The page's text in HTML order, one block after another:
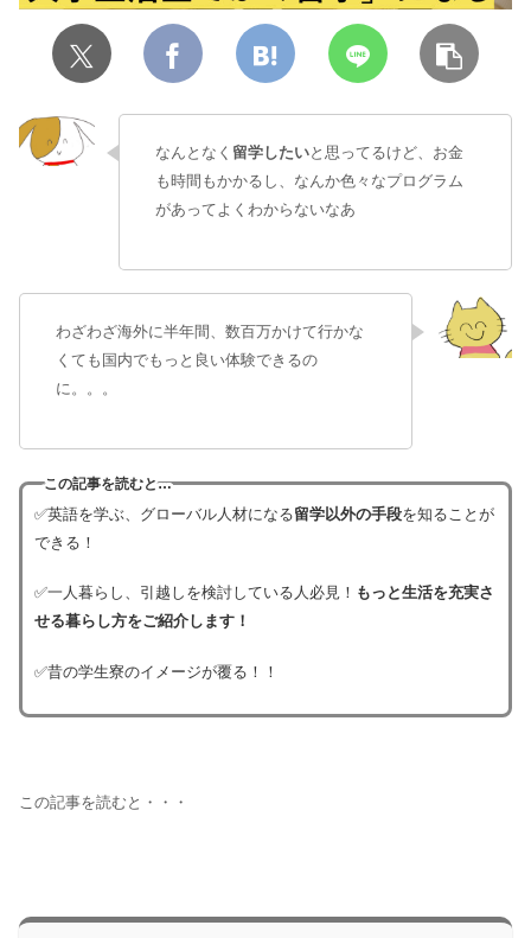
なんとなく 留学したいと思ってるけど、お金
も時間もかかるし、なんか色々なプログラム
があってよくわからないなあ
わざわざ海外に半年間、数百万かけて行かな
くても国内でもっと良い体験できるの
に。。。
この記事を読むと…
✅英語を学ぶ、グローバル人材になる留学以外の手段を知ることが
できる！
✅一人暮らし、引越しを検討している人必見！ もっと生活を充実さ
せる暮らし方をご紹介します！
✅昔の学生寮のイメージが覆る！！
この記事を読むと・・・